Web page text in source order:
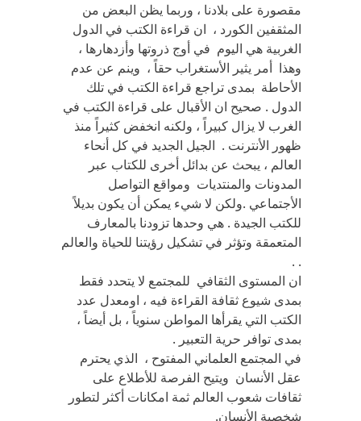
مقصورة على بلادنا ، وربما يظن البعض من
المثقفين الكورد ، ان قراءة الكتب في الدول
الغربية هي اليوم في أوج ذروتها وأزدهارها ،
وهذا أمر يثير الأستغراب حقاً ، وينم عن عدم
الأحاطة بمدى تراجع قراءة الكتب في تلك
الدول . صحيح ان الأقبال على قراءة الكتب في
الغرب لا يزال كبيراً ، ولكنه انخفض كثيراً منذ
ظهور الأنترنت . الجيل الجديد في كل أنحاء
العالم ، يبحث عن بدائل أخرى للكتاب عبر
المدونات والمنتديات ومواقع التواصل
الأجتماعي .ولكن لا شيء يمكن أن يكون بديلاً
للكتب الجيدة . هي وحدها تزودنا بالمعارف
المتعمقة وتؤثر في تشكيل رؤيتنا للحياة والعالم
. .
ان المستوى الثقافي للمجتمع لا يتحدد فقط
بمدى شيوع ثقافة القراءة فيه ، اومعدل عدد
الكتب التي يقرأها المواطن سنوياً ، بل أيضاً ،
بمدى توافر حرية التعبير .
في المجتمع العلماني المفتوح ، الذي يحترم
عقل الأنسان ويتيح الفرصة للأطلاع على
ثقافات شعوب العالم ثمة امكانات أكثر لتطور
شخصية الأنسان.